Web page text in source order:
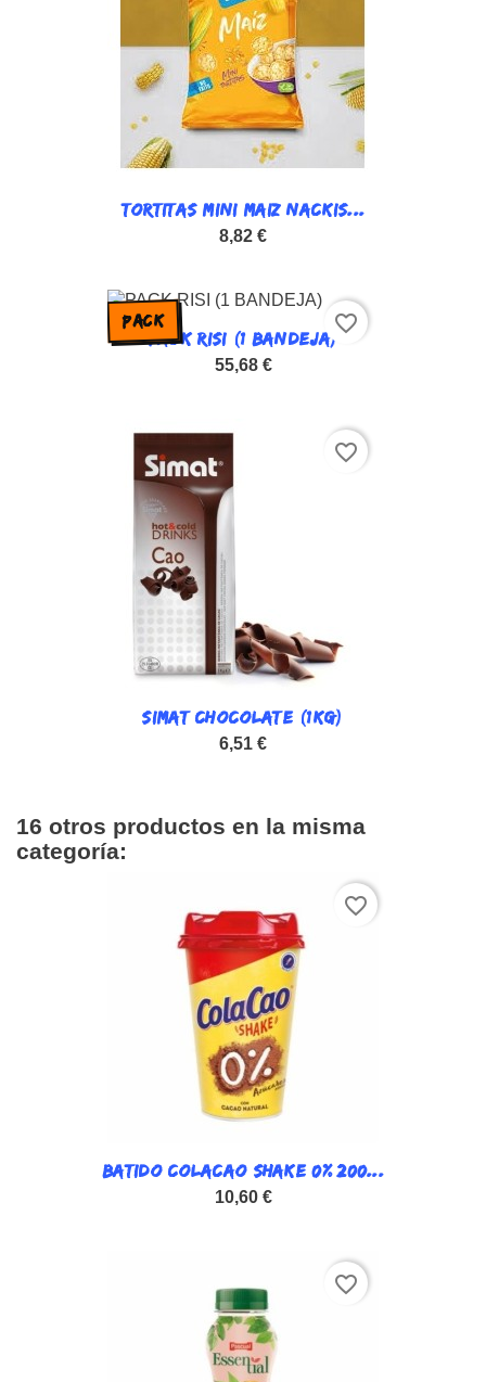
TORTITAS MINI MAIZ NACKIS...
8,82 €
PACK RISI (1 BANDEJA)
55,68 €
PACK favorite_border
SIMAT CHOCOLATE (1KG)
6,51 €
favorite_border
16 otros productos en la misma
categoría:
BATIDO COLACAO SHAKE 0% 200...
10,60 €
favorite_border
favorite_border